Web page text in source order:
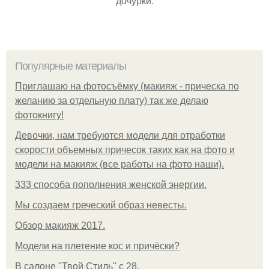
Популярные материалы
Приглашаю на фотосъёмку (макияж - прическа по
желанию за отдельную плату) так же делаю
фотокнигу!
Девочки, нам требуются модели для отработки
скорости объемных причесок таких как на фото и
модели на макияж (все работы на фото наши).
333 способа пополнения женской энергии.
Мы создаем греческий образ невесты.
Обзор макияж 2017.
Модели на плетение кос и причёски?
В салоне "Твой Стиль" с 28.